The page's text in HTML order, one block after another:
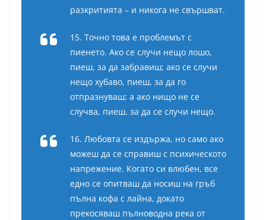
разкритията – и никога не свършват.
15. Точно това е проблемът с
пиенето. Ако се случи нещо лошо,
пиеш, за да забравиш; ако се случи
нещо хубаво, пиеш, за да го
отпразнуваш; а ако нищо не се
случва, пиеш, за да се случи нещо.
16. Любовта се издържа, но само ако
можеш да се справиш с психическото
напрежение. Когато си влюбен, все
едно се опитваш да носиш на гръб
пълна кофа с лайна, докато
прекосяваш пълноводна река от